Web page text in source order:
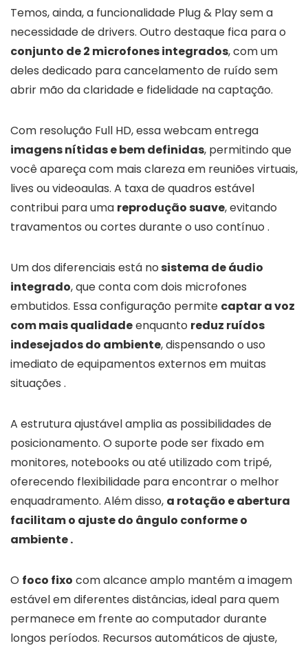
Temos, ainda, a funcionalidade Plug & Play sem a
necessidade de drivers. Outro destaque fica para o
conjunto de 2 microfones integrados, com um
deles dedicado para cancelamento de ruído sem
abrir mão da claridade e fidelidade na captação.
Com resolução Full HD, essa webcam entrega
imagens nítidas e bem definidas, permitindo que
você apareça com mais clareza em reuniões virtuais,
lives ou videoaulas. A taxa de quadros estável
contribui para uma reprodução suave, evitando
travamentos ou cortes durante o uso contínuo .
Um dos diferenciais está nosistema de áudio
integrado, que conta com dois microfones
embutidos. Essa configuração permite captar a voz
com mais qualidadeenquanto reduz ruídos
indesejados do ambiente, dispensando o uso
imediato de equipamentos externos em muitas
situações .
A estrutura ajustável amplia as possibilidades de
posicionamento. O suporte pode ser fixado em
monitores, notebooks ou até utilizado com tripé,
oferecendo flexibilidade para encontrar o melhor
enquadramento. Além disso, a rotação e abertura
facilitam o ajuste do ângulo conforme o
ambiente .
O foco fixo com alcance amplo mantém a imagem
estável em diferentes distâncias, ideal para quem
permanece em frente ao computador durante
longos períodos. Recursos automáticos de ajuste,